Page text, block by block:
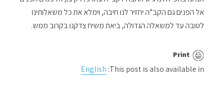
אל הפנים גם הקב”ה יחזיר לנו חיבה, וימלא את כל משאלותינו
לטובה עד למשאלה הגדולה, ביאת משיח צדקנו בקרוב ממש.
Print
This post is also available in:
English